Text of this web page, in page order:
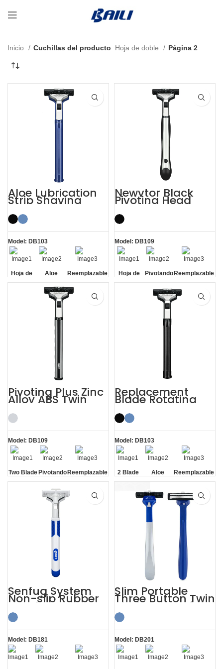
Inicio Cuchillas del producto Hoja de doble Página 2
Aloe Lubrication
Strip Shaving
Twin Blade Razor
Model: DB103
Hoja de
doble
Aloe
Lubrication
Strip
Reemplazable
con un clic
Newvtor Black
Pivoting Head
Two Blade Razors
Model: DB109
Hoja de
doble
Pivotando Reemplazable
con un clic
Pivoting Plus Zinc
Alloy ABS Twin
Two Blade Razor
Model: DB109
Two Blade Pivotando Reemplazable
con un clic
Replacement
Blade Rotating
Men’s 2 Blade
Razor
Model: DB103
2 Blade
Aloe
Lubrication
Strip
Reemplazable
con un clic
Senfug System
Non-slip Rubber
Handle Razor
Twin Blade
Model: DB181
Slim Portable
Three Button Twin
Blade Razors for
Sensitive Skin
Model: DB201